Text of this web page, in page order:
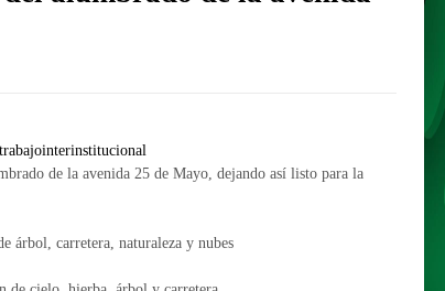
de la avenida 25 de Mayo, dejando así listo para la